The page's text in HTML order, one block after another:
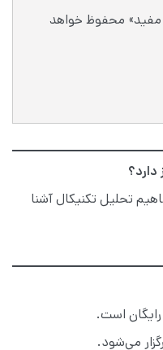
مفید» محفوظ خواهد
تحلیل تکنیکال آشنا
است.
می‌شود.